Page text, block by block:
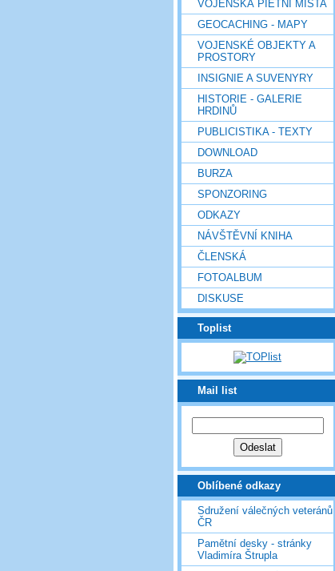
VOJENSKÁ PIETNÍ MÍSTA
GEOCACHING - MAPY
VOJENSKÉ OBJEKTY A
PROSTORY
INSIGNIE A SUVENYRY
HISTORIE - GALERIE
HRDINŮ
PUBLICISTIKA - TEXTY
DOWNLOAD
BURZA
SPONZORING
ODKAZY
NÁVŠTĚVNÍ KNIHA
ČLENSKÁ
FOTOALBUM
DISKUSE
Toplist
Mail list
Oblíbené odkazy
Sdružení válečných veteránů
ČR
Pamětní desky - stránky
Vladimíra Štrupla